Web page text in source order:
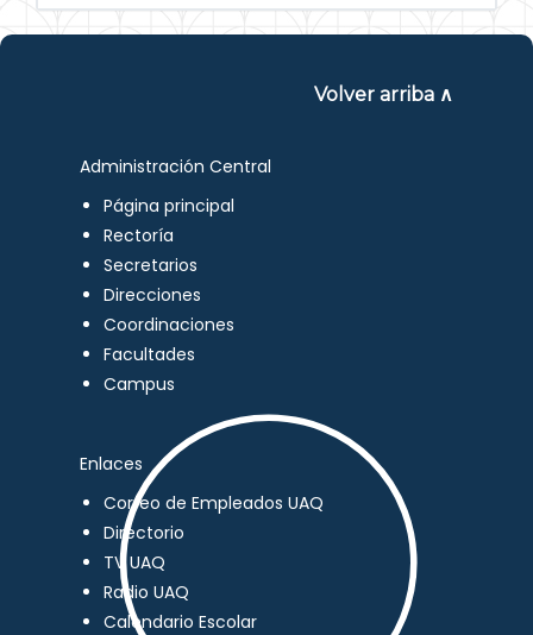
Volver arriba ∧
Administración Central
Página principal
Rectoría
Secretarios
Direcciones
Coordinaciones
Facultades
Campus
Enlaces
Correo de Empleados UAQ
Directorio
TV UAQ
Radio UAQ
Calendario Escolar